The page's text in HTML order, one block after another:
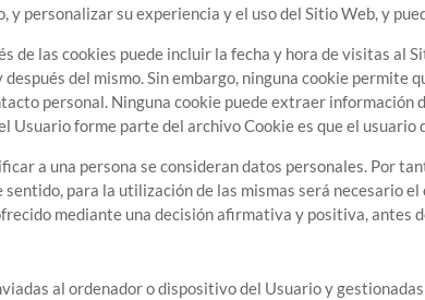
y personalizar su experiencia y el uso del Sitio Web, y
de las cookies puede incluir la fecha y hora de visitas al
del mismo. Sin embargo, ninguna cookie permite
personal. Ninguna cookie puede extraer
Usuario forme parte del archivo Cookie es que el
a una persona se consideran datos personales. Por
para la utilización de las mismas será necesario
mediante una decisión afirmativa y positiva,
al ordenador o dispositivo del Usuario y